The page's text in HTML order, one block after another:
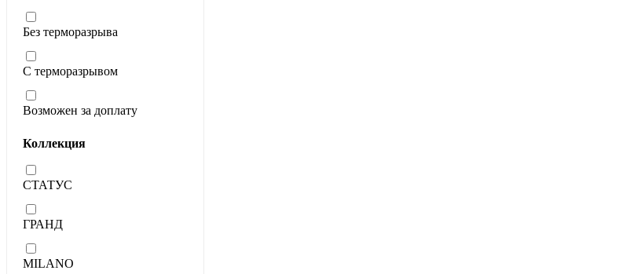
Без терморазрыва
С терморазрывом
Возможен за доплату
Коллекция
СТАТУС
ГРАНД
MILANO